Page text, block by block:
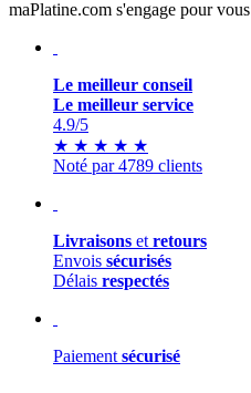
maPlatine.com s'engage pour vous
Le meilleur conseil
Le meilleur service
4.9/5
★ ★ ★ ★ ★
Noté par 4789 clients
Livraisons et retours
Envois sécurisés
Délais respectés
Paiement sécurisé